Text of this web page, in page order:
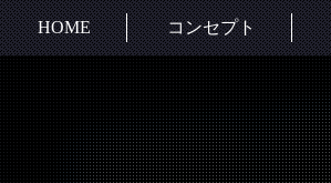
HOME コンセプト